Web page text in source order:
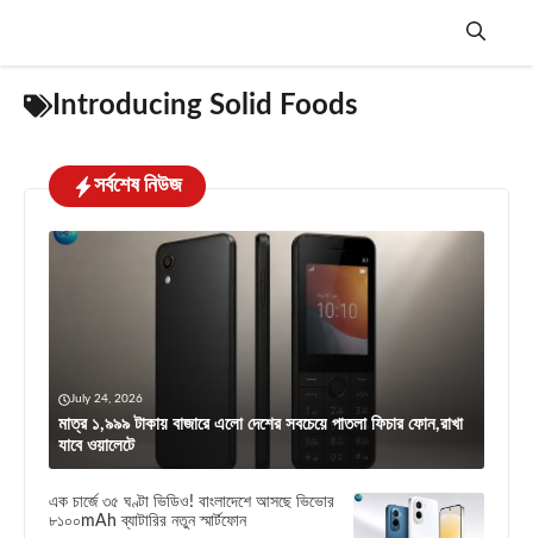
Menu
Introducing Solid Foods
সর্বশেষ নিউজ
July 24, 2026
মাত্র ১,৯৯৯ টাকায় বাজারে এলো দেশের সবচেয়ে পাতলা ফিচার ফোন,রাখা
যাবে ওয়ালেটে
এক চার্জে ৩৫ ঘণ্টা ভিডিও! বাংলাদেশে আসছে ভিভোর
৮১০০mAh ব্যাটারির নতুন স্মার্টফোন